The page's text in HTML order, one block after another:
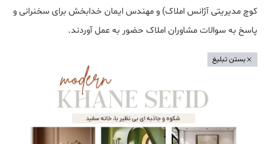
کوچ مدیریتی آژانس املاک) و مهندس ایمان خدابخش برای سخنرانی و
پاسخ به سوالات مشاوران املاک حضور به عمل آوردند.
بستن تبلیغ